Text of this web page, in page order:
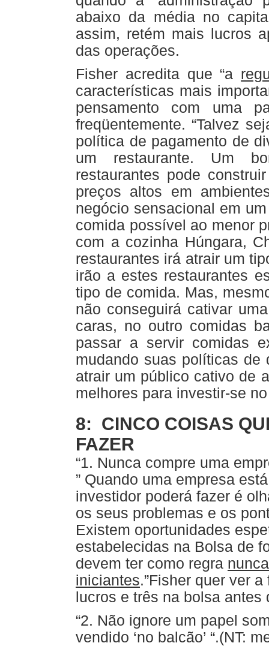
abaixo da média no
assim, retém mais lucros
das operações.
Fisher acredita que “a
características mais
pensamento com uma
freqüentemente. “Talvez
política de pagamento de
um restaurante. Um
restaurantes pode
preços altos em
negócio sensacional em
comida possível ao menor
com a cozinha Húngara,
restaurantes irá atrair um
irão a estes restaurantes
tipo de comida. Mas,
não conseguirá cativar
caras, no outro comidas
passar a servir comidas
mudando suas políticas de
atrair um público cativo de
melhores para investir-se
8: CINCO COISAS
FAZER
“1. Nunca compre uma
” Quando uma empresa
investidor poderá fazer é
os seus problemas e os
Existem oportunidades
estabelecidas na Bolsa de
devem ter como regra
iniciantes.”Fisher quer ver
lucros e três na bolsa antes
“2. Não ignore um papel
vendido ‘no balcão’ “.(NT: